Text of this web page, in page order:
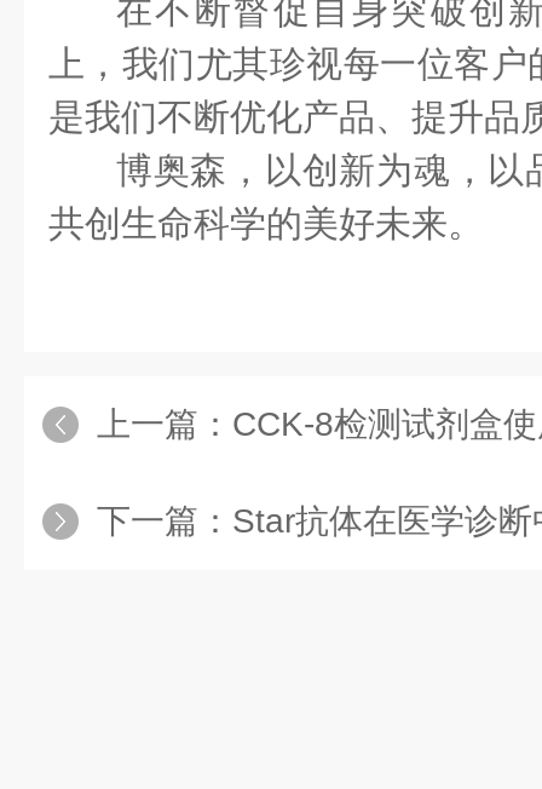
在不断督促自身突破创
上，我们尤其珍视每一位客
是我们不断优化产品、提升品
博奥森，以创新为魂，以
共创生命科学的美好未来。
上一篇： CCK-8检测试剂盒
下一篇： Star抗体在医学诊